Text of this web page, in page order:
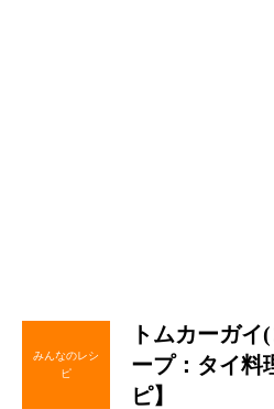
みんなのレシ
ピ
トムカーガ
ープ：タイ料
ピ】